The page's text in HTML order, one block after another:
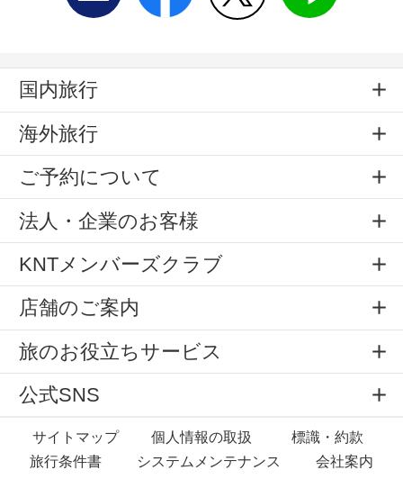
国内旅行
海外旅行
ご予約について
法人・企業のお客様
KNTメンバーズクラブ
店舗のご案内
旅のお役立ちサービス
公式SNS
サイトマップ 個人情報の取扱
標識・約款
旅行条件書
システムメンテナンス 会社案内